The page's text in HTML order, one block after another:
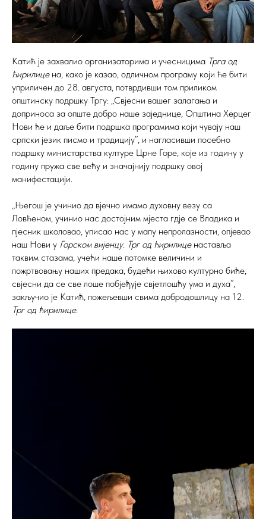
Катић је захвалио организаторима и учесницима Трга од
ћирилицена, како је казао, одличном програму који ће бити
уприличен до 28. августа, потврдивши том приликом
општинску подршку Тргу: „Свјесни вашег залагања и
доприноса за опште добро наше заједнице, Општина Херцег
Нови ће и даље бити подршка програмима који чувају наш
српски језик писмо и традицију”, и нагласивши посебно
подршку министарства културе Црне Горе, које из годину у
годину пружа све већу и значајнију подршку овој
манифестацији.
„Његош је учинио да вјечно имамо духовну везу са
Ловћеном, учинио нас достојним мјеста гдје се Владика и
пјесник школовао, уписао нас у мапу непролазности, опјевао
наш Нови у Горском вијенцу. Трг од ћирилиценаставља
таквим стазама, учећи наше потомке величини и
пожртвовању наших предака, будећи њихово културно биће,
свјесни да се све лоше побјеђује свјетлошћу ума и духа”,
закључио је Катић, пожељевши свима добродошлицу на 12.
Трг од ћирилице.